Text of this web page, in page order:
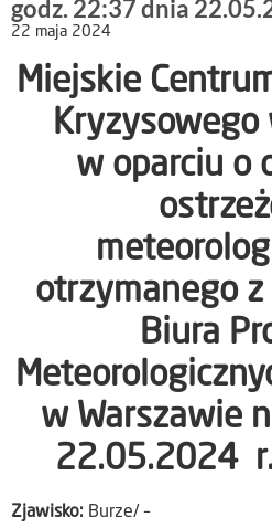
godz. 22:37 dnia
22 maja 2024
Miejskie
Kryzysowego
w oparciu o
otrzymanego z
Biura
w Warszawie
22.05.2024
Zjawisko: Burze/ –